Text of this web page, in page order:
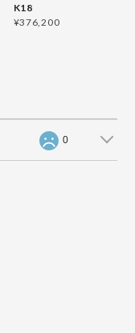
K18
¥376,200
0